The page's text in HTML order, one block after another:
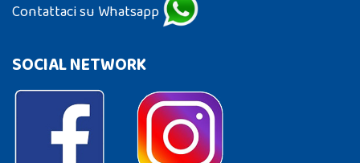
Contattaci su Whatsapp
SOCIAL NETWORK